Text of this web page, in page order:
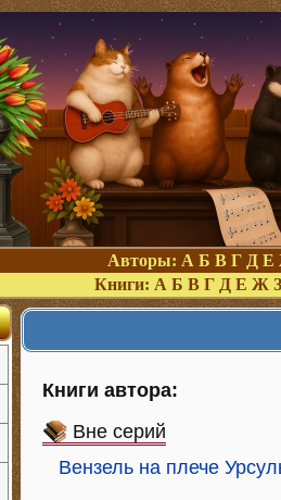
Авторы: А Б В Г Д Е
Книги: А Б В Г Д Е Ж З
Книги автора:
Вне серий
Вензель на плече